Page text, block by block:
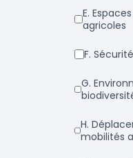
e. Espaces et activités
agricoles
f. Sécurité
g. Environnement et/ou
h. Déplacements et
mobilités